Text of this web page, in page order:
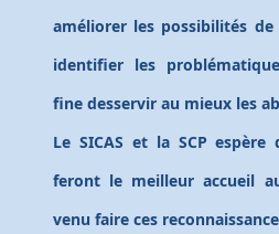
améliorer les possibilités
identifier les
fine desservir au mieux les
Le SICAS et la SCP
feront le meilleur accueil
venu faire ces